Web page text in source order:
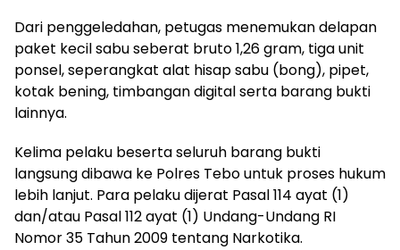
Dari penggeledahan, petugas menemukan delapan
paket kecil sabu seberat bruto 1,26 gram, tiga unit
ponsel, seperangkat alat hisap sabu (bong), pipet,
kotak bening, timbangan digital serta barang bukti
lainnya.
Kelima pelaku beserta seluruh barang bukti
langsung dibawa ke Polres Tebo untuk proses hukum
lebih lanjut. Para pelaku dijerat Pasal 114 ayat (1)
dan/atau Pasal 112 ayat (1) Undang-Undang RI
Nomor 35 Tahun 2009 tentang Narkotika.